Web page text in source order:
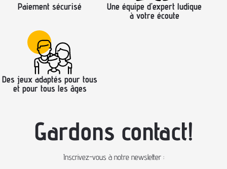
Paiement sécurisé
Une équipe d’expert ludique
à votre écoute
Des jeux adaptés pour tous
et pour tous les âges
Gardons contact!
Inscrivez-vous à notre newsletter :